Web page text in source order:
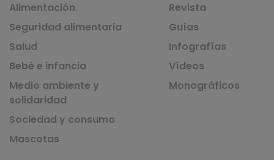
Alimentación
Seguridad alimentaria
Salud
Bebé e infancia
Medio ambiente y
solidaridad
Sociedad y consumo
Mascotas
Revista
Guías
Infografías
Vídeos
Monográficos